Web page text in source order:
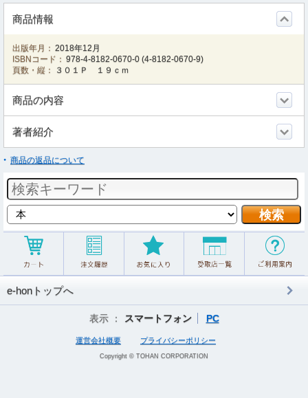
商品情報
出版年月： 2018年12月
ISBNコード： 978-4-8182-0670-0 (4-8182-0670-9)
頁数・縦：
３０１Ｐ １９ｃｍ
商品の内容
著者紹介
商品の返品について
e-honトップへ
表示 ： スマートフォン PC
運営会社概要 プライバシーポリシー
Copyright © TOHAN CORPORATION